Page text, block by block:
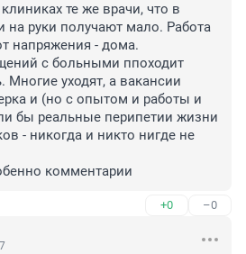
те же врачи, что в
на руки получают мало. Работа
напряжения - дома.
с больными ппоходит
Многие уходят, а вакансии
и (но с опытом и работы и
бы реальные перипетии жизни
- никогда и никто нигде не
комментарии
+0 –0